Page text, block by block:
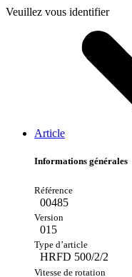
Veuillez vous identifier
Article
Informations générales
00485
015
HRFD 500/2/2